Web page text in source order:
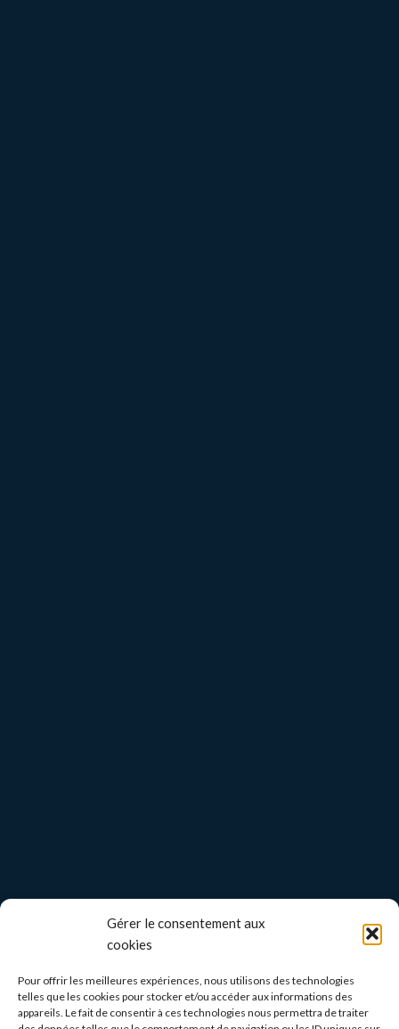
Gérer le consentement aux
cookies
Pour offrir les meilleures expériences, nous utilisons des technologies
telles que les cookies pour stocker et/ou accéder aux informations des
appareils. Le fait de consentir à ces technologies nous permettra de traiter